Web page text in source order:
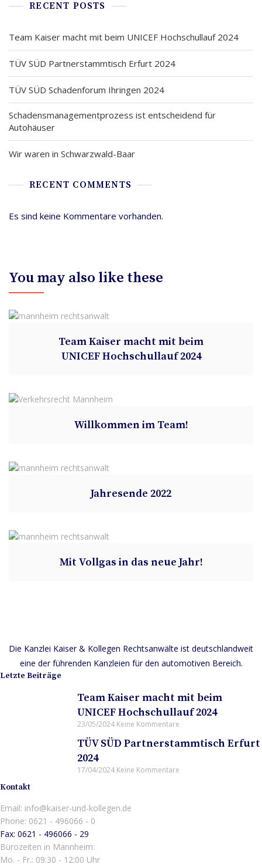
RECENT POSTS
Team Kaiser macht mit beim UNICEF Hochschullauf 2024
TÜV SÜD Partnerstammtisch Erfurt 2024
TÜV SÜD Schadenforum Ihringen 2024
Schadensmanagementprozess ist entscheidend für
Autohäuser
Wir waren in Schwarzwald-Baar
RECENT COMMENTS
Es sind keine Kommentare vorhanden.
You may also like these
Team Kaiser macht mit beim
UNICEF Hochschullauf 2024
Willkommen im Team!
Jahresende 2022
Mit Vollgas in das neue Jahr!
Die Kanzlei Kaiser & Kollegen Rechtsanwälte ist deutschlandweit
eine der führenden Kanzleien für den automotiven Bereich.
Letzte Beiträge
Team Kaiser macht mit beim
UNICEF Hochschullauf 2024
23/05/2024 Keine Kommentare
TÜV SÜD Partnerstammtisch Erfurt
2024
17/04/2024 Keine Kommentare
Kontakt
Email: info@kaiser-und-kollegen.de
Phone: 0621 - 496066 - 0
Fax: 0621 - 496066 - 29
Bürozeiten in Mannheim:
Mo. - Fr.: 09:30 - 12:00 Uhr